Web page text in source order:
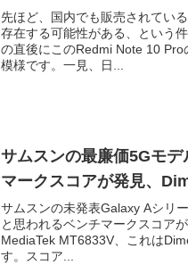
先ほど、国内でも販売されてい
存在する可能性がある、という
の直後にこのRedmi Note 10
模様です。一見、日...
サムスンの最廉価5Gモ
マークスコアが発見、
サムスンの未発表Galaxy Aシリ
と思われるベンチマークスコア
MediaTek MT6833V、これは
す。スコア...